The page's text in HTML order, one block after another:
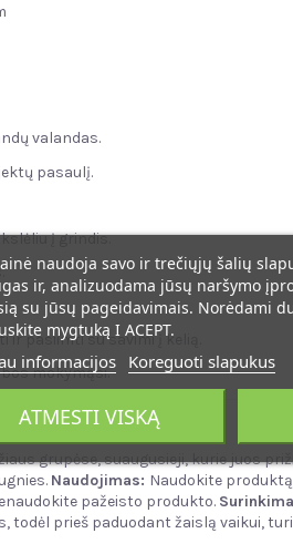
valandas.
pasaulį.
į grindis.
pasiimti su savimi į kelią.
mokymąsi.
grupėse, suaugusieji, kurie juos
Naudojimas: Naudokite
pažeisto produkto.
todėl prieš paduodant žaislą vaikui,
naudoja savo ir trečiųjų šalių
ir, analizuodama jūsų naršymo
su jūsų pageidavimais. Norėdami
mygtuką I ACEPT.
informacijos Koreguoti slapukus
ATMESTI VISKĄ